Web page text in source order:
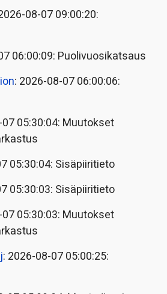
08-07 09:00:20:
06:00:09: Puolivuosikatsaus
: 2026-08-07 06:00:06:
05:30:04: Muutokset
05:30:04: Sisäpiiritieto
05:30:03: Sisäpiiritieto
05:30:03: Muutokset
: 2026-08-07 05:00:25: